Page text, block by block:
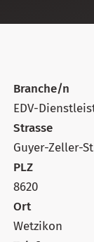
Branche/n
EDV-
Strasse
Guyer-Zeller-
PLZ
8620
Ort
Wetzikon